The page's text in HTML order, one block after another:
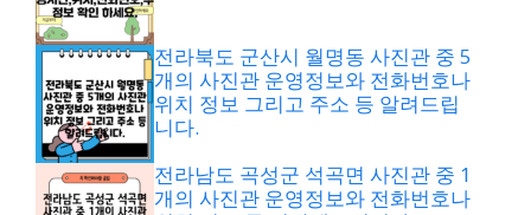
전라북도 군산시 월명동 사진관 중 5
개의 사진관 운영정보와 전화번호나
위치 정보 그리고 주소 등 알려드립
니다.
전라남도 곡성군 석곡면 사진관 중 1
개의 사진관 운영정보와 전화번호나